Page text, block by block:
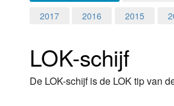
Weekschema
Alle programma's
2017
2016 2015
LOK-schijf
De LOK-schijf is de LOK tip van